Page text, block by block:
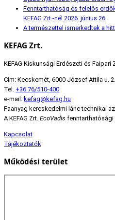
Fenntarthatóság és felelős
KEFAG Zrt.-nél 2026. június 26
A természettel ismerkedtek a
KEFAG Zrt.
KEFAG Kiskunsági Erdészeti és Faipari
Cím: Kecskemét, 6000 József Attila u. 2.
Tel. +36 76/510-400
e-mail: kefag@kefag.hu
Faanyag kereskedelmi lánc technikai
A KEFAG Zrt. EcoVadis fenntarthatósági
Kapcsolat
Tájékoztatók
Működési terület